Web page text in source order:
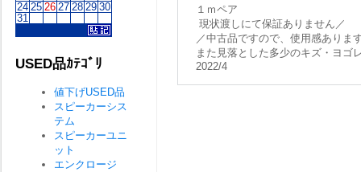
１ｍペア
現状渡しにて保証ありません／
／中古品ですので、使用感ありま
また見落とした多少のキズ・ヨゴ
2022/4
24 25 26 27 28 29 30
31
USED品ｶﾃｺﾞﾘ
値下げUSED品
スピーカーシス
テム
スピーカーユニ
ット
エンクロージ